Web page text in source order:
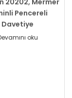
20202, Mermer
Pencereli
Davetiye
oku